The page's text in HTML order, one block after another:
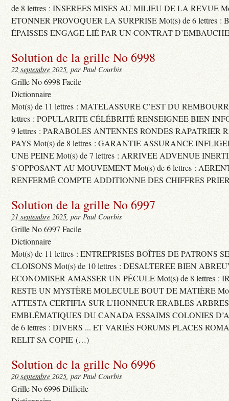
de 8 lettres : INSEREES MISES AU MILIEU DE LA REVUE
ETONNER PROVOQUER LA SURPRISE Mot(s) de 6 lettres :
ÉPAISSES ENGAGE LIÉ PAR UN CONTRAT
Solution de la grille No 6998
22 septembre 2025, par Paul Courbis
Grille No 6998 Facile
Dictionnaire
Mot(s) de 11 lettres : MATELASSURE C’EST DU
lettres : POPULARITE CÉLÉBRITÉ RENSEIGNEE BIEN
9 lettres : PARABOLES ANTENNES RONDES RAPATRIER
PAYS Mot(s) de 8 lettres : GARANTIE ASSURANCE
UNE PEINE Mot(s) de 7 lettres : ARRIVEE ADVENUE
S’OPPOSANT AU MOUVEMENT Mot(s) de 6 lettres :
RENFERMÉ COMPTE ADDITIONNE DES CHIFFRES
Solution de la grille No 6997
21 septembre 2025, par Paul Courbis
Grille No 6997 Facile
Dictionnaire
Mot(s) de 11 lettres : ENTREPRISES BOÎTES DE PATRONS
CLOISONS Mot(s) de 10 lettres : DESALTEREE BIEN
ECONOMISER AMASSER UN PÉCULE Mot(s) de 8 lettres :
RESTE UN MYSTÈRE MOLECULE BOUT DE MATIÈRE
ATTESTA CERTIFIA SUR L’HONNEUR ERABLES ARBRES
EMBLÉMATIQUES DU CANADA ESSAIMS COLONIES
de 6 lettres : DIVERS ... ET VARIÉS FORUMS PLACES
RELIT SA COPIE (…)
Solution de la grille No 6996
20 septembre 2025, par Paul Courbis
Grille No 6996 Difficile